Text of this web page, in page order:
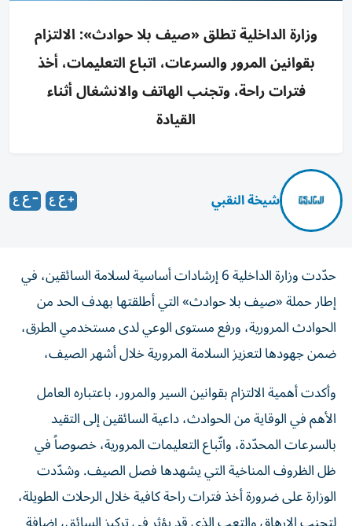
وزارة الداخلية تطلق «صيف بلا حوادث»: الالتزام
بقوانين المرور والسرعات، اتباع التعليمات، أخذ
فترات راحة، وتجنب الهاتف والانشغال أثناء
القيادة
شيخة النقبي
حدّدت وزارة الداخلية 6 إرشادات أساسية لسلامة السائقين، في
إطار حملة «صيف بلا حوادث» التي أطلقتها بهدف الحد من
الحوادث المرورية، ورفع مستوى الوعي لدى مستخدمي الطرق،
ضمن جهودها لتعزيز السلامة المرورية خلال أشهر الصيف،
وأكدت أهمية الالتزام بقوانين السير والمرور، باعتباره العامل
الأهم في الوقاية من الحوادث، داعية السائقين إلى التقيد
بالسرعات المحدّدة، واتّباع التعليمات المرورية، خصوصاً في
ظل الظروف المناخية التي يشهدها فصل الصيف. وشدّدت
الوزارة على ضرورة أخذ فترات راحة كافية خلال الرحلات الطويلة،